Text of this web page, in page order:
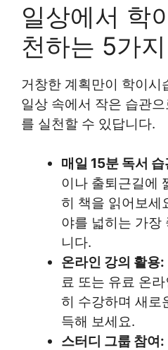
일상에서 학
천하는 5가
거창한 계획만이 학이시
일상 속에서 작은 습관
를 실천할 수 있답니다.
매일 15분 독서 습
이나 출퇴근길에
히 책을 읽어보세
야를 넓히는 가장
니다.
온라인 강의 활용:
료 또는 유료 온
히 수강하며 새로
득해 보세요.
스터디 그룹 참여: